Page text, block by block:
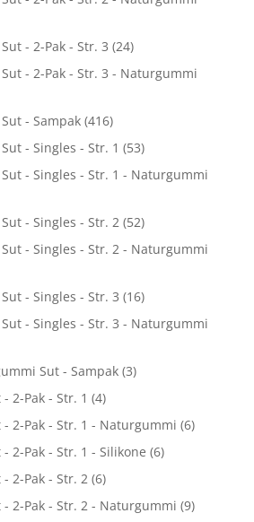
- 2-Pak - Str. 3 (24)
- 2-Pak - Str. 3 - Naturgummi
- Sampak (416)
- Singles - Str. 1 (53)
- Singles - Str. 1 - Naturgummi
- Singles - Str. 2 (52)
- Singles - Str. 2 - Naturgummi
- Singles - Str. 3 (16)
- Singles - Str. 3 - Naturgummi
Sut - Sampak (3)
2-Pak - Str. 1 (4)
- 2-Pak - Str. 1 - Naturgummi (6)
2-Pak - Str. 1 - Silikone (6)
2-Pak - Str. 2 (6)
- 2-Pak - Str. 2 - Naturgummi (9)